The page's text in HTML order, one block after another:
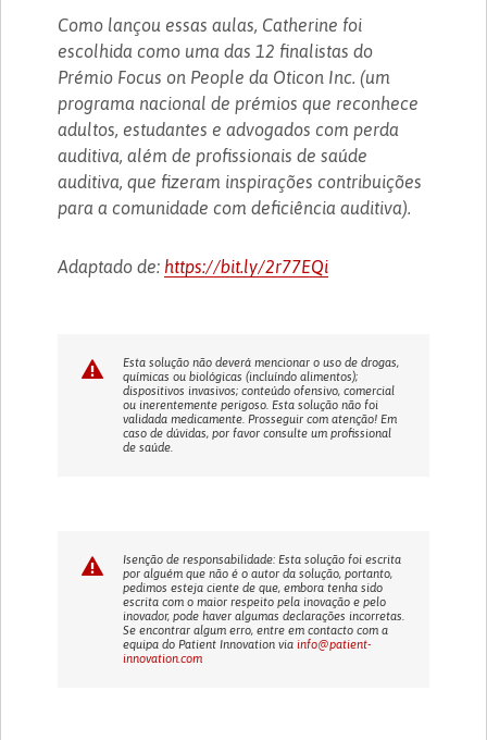
Como lançou essas aulas, Catherine foi
escolhida como uma das 12 finalistas do
Prémio Focus on People da Oticon Inc. (um
programa nacional de prémios que reconhece
adultos, estudantes e advogados com perda
auditiva, além de profissionais de saúde
auditiva, que fizeram inspirações contribuições
para a comunidade com deficiência auditiva).
Adaptado de: https://bit.ly/2r77EQi
Esta solução não deverá mencionar o uso de drogas,
químicas ou biológicas (incluíndo alimentos);
dispositivos invasivos; conteúdo ofensivo, comercial
ou inerentemente perigoso. Esta solução não foi
validada medicamente. Prosseguir com atenção! Em
caso de dúvidas, por favor consulte um profissional
de saúde.
Isenção de responsabilidade: Esta solução foi escrita
por alguém que não é o autor da solução, portanto,
pedimos esteja ciente de que, embora tenha sido
escrita com o maior respeito pela inovação e pelo
inovador, pode haver algumas declarações incorretas.
Se encontrar algum erro, entre em contacto com a
equipa do Patient Innovation viainfo@patient-
innovation.com